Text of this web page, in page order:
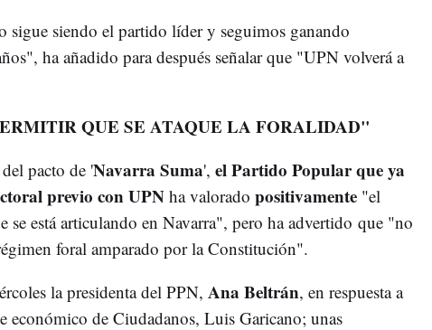
sigue siendo el partido líder y seguimos ganando
ha añadido para después señalar que "UPN volverá a
QUE SE ATAQUE LA FORALIDAD"
pacto de 'Navarra Suma', el Partido Popular que ya
previo con UPNha valorado positivamente "el
se está articulando en Navarra", pero ha advertido que "no
foral amparado por la Constitución".
la presidenta del PPN, Ana Beltrán, en respuesta a
económico de Ciudadanos, Luis Garicano; unas